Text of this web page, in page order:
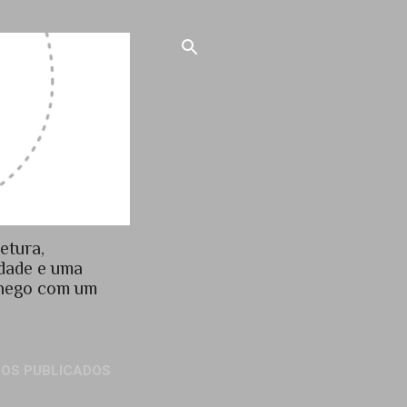
e uma
com um